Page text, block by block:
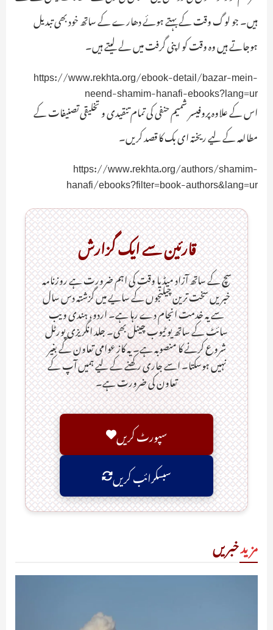
ہیں۔ جو لوگ وقت کے بہتے ہوئے دھارے کے ساتھ خود بھی تبدیل
ہوجاتے ہیں وہ وقت کو اپنی گرفت میں لے لیتے ہیں۔
https://www.rekhta.org/ebook-detail/bazar-mein-
neend-shamim-hanafi-ebooks?lang=ur
اس کے علاوہ پروفیسر شمیم حنفی کی تمام تنقیدی و تخلیقی تصنیفات کے
مطالعہ کے لیے ریختہ ای بک کا قصد کریں۔
https://www.rekhta.org/authors/shamim-
hanafi/ebooks?filter=book-authors&lang=ur
قارئین سے ایک گزارش
سچ کے ساتھ آزاد میڈیا وقت کی اہم ضرورت ہےـ روزنامہ
خبریں سخت ترین چیلنجوں کے سایے میں گزشتہ دس سال
سے یہ خدمت انجام دے رہا ہے۔ اردو، ہندی ویب
سائٹ کے ساتھ یو ٹیوب چینل بھی۔ جلد انگریزی پورٹل
شروع کرنے کا منصوبہ ہے۔ یہ کاز عوامی تعاون کے بغیر
نہیں ہوسکتا۔ اسے جاری رکھنے کے لیے ہمیں آپ کے
تعاون کی ضرورت ہے۔
سپورٹ کریں
سبسکرائب کریں
مزیدخبریں